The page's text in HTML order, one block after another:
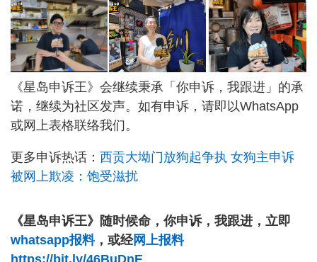
《星岛申诉王》会继续秉承「你申诉，我跟进」的承
诺，继续为社区发声。如有申诉，请即以WhatsApp
或网上表格联络我们。
更多申诉热话： 西贡大坳门放狗起争执 女狗主申诉
被网上欺凌：饱受滋扰
《星岛申诉王》随时候命，你申诉，我跟进，立即
whatsapp报料，或经网上报料
https://bit.ly/46BuDnE